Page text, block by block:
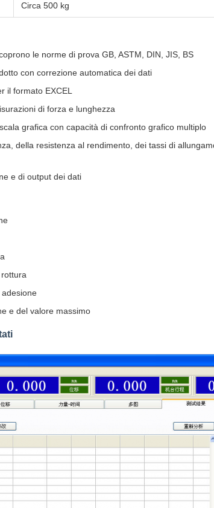
Circa 500 kg
le norme di prova GB, ASTM, DIN, JIS, BS
con correzione automatica dei dati
il formato EXCEL
di forza e lunghezza
grafica con capacità di confronto grafico multiplo
della resistenza al rendimento, dei tassi di
e di output dei dati
e del valore massimo